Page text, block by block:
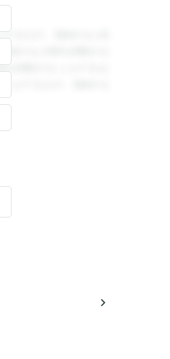
できます。登録すると回
録すると回答を閲覧する
を閲覧することができま
とができます。登録する
navigate_next